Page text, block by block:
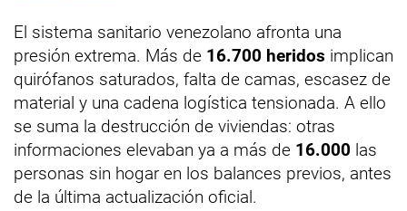
El sistema sanitario venezolano afronta una
presión extrema. Más de 16.700 heridos implican
quirófanos saturados, falta de camas, escasez de
material y una cadena logística tensionada. A ello
se suma la destrucción de viviendas: otras
informaciones elevaban ya a más de 16.000 las
personas sin hogar en los balances previos, antes
de la última actualización oficial.